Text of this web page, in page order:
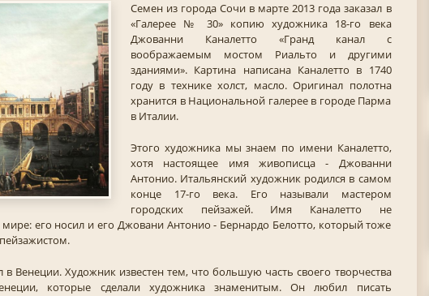
Семен из города Сочи в марте 2013 года заказал в
«Галерее № 30» копию художника 18-го века
Джованни Каналетто «Гранд канал с
воображаемым мостом Риальто и другими
зданиями». Картина написана Каналетто в 1740
году в технике холст, масло. Оригинал полотна
хранится в Национальной галерее в городе Парма
в Италии.
Этого художника мы знаем по имени Каналетто,
хотя настоящее имя живописца - Джованни
Антонио. Итальянский художник родился в самом
конце 17-го века. Его называли мастером
городских пейзажей. Имя Каналетто не
его носил и его Джовани Антонио - Бернардо Белотто, который тоже
Венеции. Художник известен тем, что большую часть своего творчества
которые сделали художника знаменитым. Он любил писать